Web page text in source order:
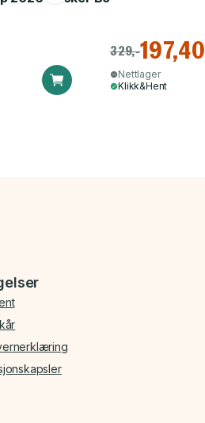
329,-197,40
Nettlager
Klikk&Hent